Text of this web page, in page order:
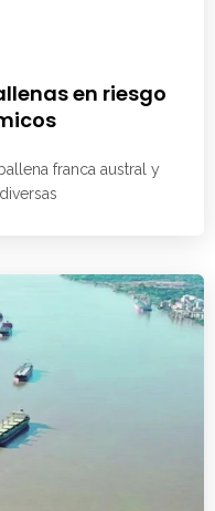
en riesgo
franca austral y